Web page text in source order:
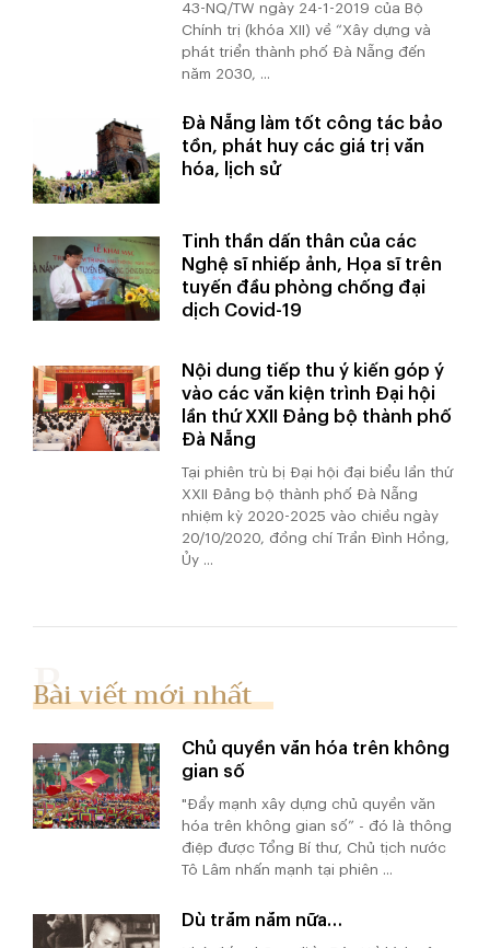
43-NQ/TW ngày 24-1-2019 của Bộ
Chính trị (khóa XII) về “Xây dựng và
phát triển thành phố Đà Nẵng đến
năm 2030, ...
Đà Nẵng làm tốt công tác bảo
tồn, phát huy các giá trị văn
hóa, lịch sử
Tinh thần dấn thân của các
Nghệ sĩ nhiếp ảnh, Họa sĩ trên
tuyến đầu phòng chống đại
dịch Covid-19
Nội dung tiếp thu ý kiến góp ý
vào các văn kiện trình Đại hội
lần thứ XXII Đảng bộ thành phố
Đà Nẵng
Tại phiên trù bị Đại hội đại biểu lần thứ
XXII Đảng bộ thành phố Đà Nẵng
nhiệm kỳ 2020-2025 vào chiều ngày
20/10/2020, đồng chí Trần Đình Hồng,
Ủy ...
Bài viết mới nhất
Chủ quyền văn hóa trên không
gian số
"Đẩy mạnh xây dựng chủ quyền văn
hóa trên không gian số” - đó là thông
điệp được Tổng Bí thư, Chủ tịch nước
Tô Lâm nhấn mạnh tại phiên ...
Dù trăm năm nữa…